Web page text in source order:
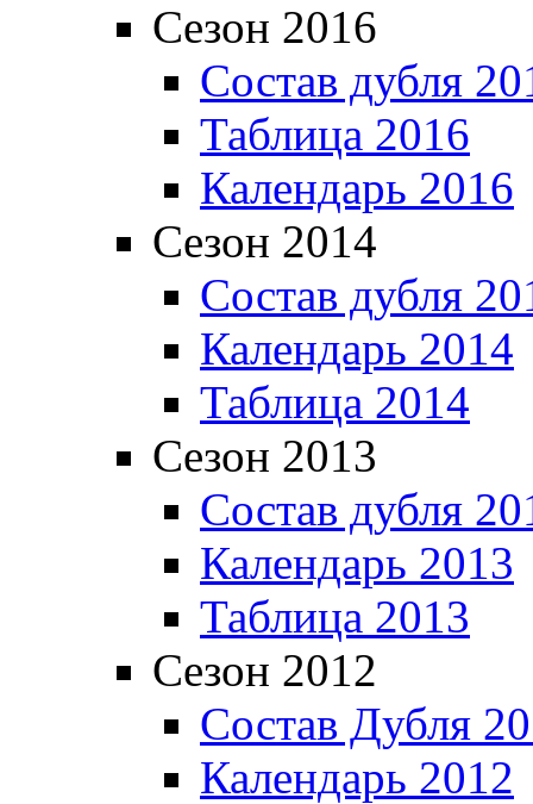
Сезон 2016
Состав дубля
Таблица 2016
Календарь 2016
Сезон 2014
Состав дубля
Календарь 2014
Таблица 2014
Сезон 2013
Состав дубля
Календарь 2013
Таблица 2013
Сезон 2012
Состав Дубля
Календарь 2012